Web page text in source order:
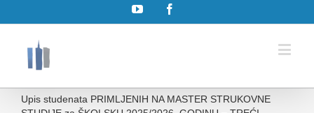
YouTube
Upis studenata PRIMLJENIH NA MASTER STRUKOVNE